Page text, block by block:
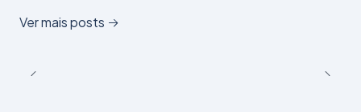
Ver mais posts